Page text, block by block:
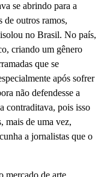
se abrindo para a
de outros ramos,
no Brasil. No país,
criando um gênero
que se
após sofrer
não defendesse a
contraditava, pois isso
mais de uma vez,
a jornalistas que o
mercado de arte